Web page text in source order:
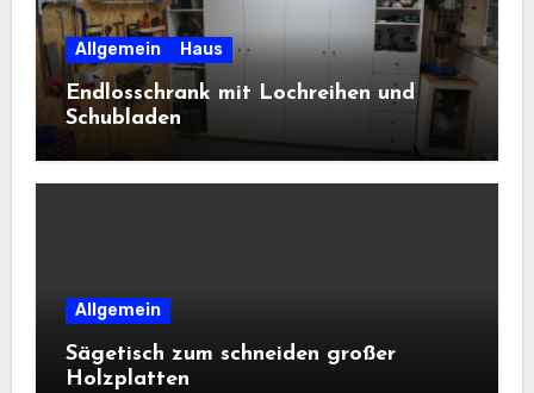
Allgemein Haus
Endlosschrank mit Lochreihen und
Schubladen
Allgemein
Sägetisch zum schneiden großer
Holzplatten